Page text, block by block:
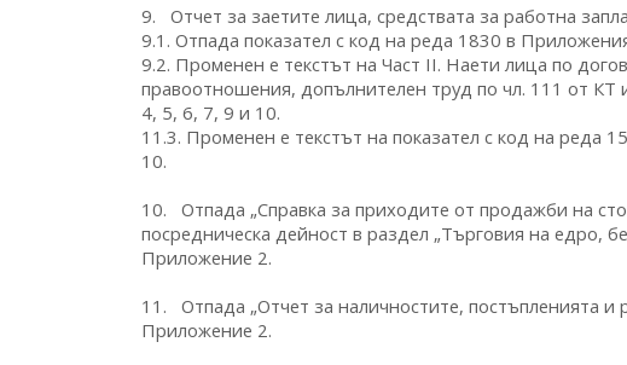
9. Отчет за заетите лица, средствата за работна
9.1. Отпада показател с код на реда 1830 в
9.2. Променен е текстът на Част II. Наети лица по
правоотношения, допълнителен труд по чл. 111 от
4, 5, 6, 7, 9 и 10.
11.3. Променен е текстът на показател с код на реда
10.
10. Отпада „Справка за приходите от продажби на
посредническа дейност в раздел „Търговия на едро,
Приложение 2.
11. Отпада „Отчет за наличностите, постъпленията и
Приложение 2.